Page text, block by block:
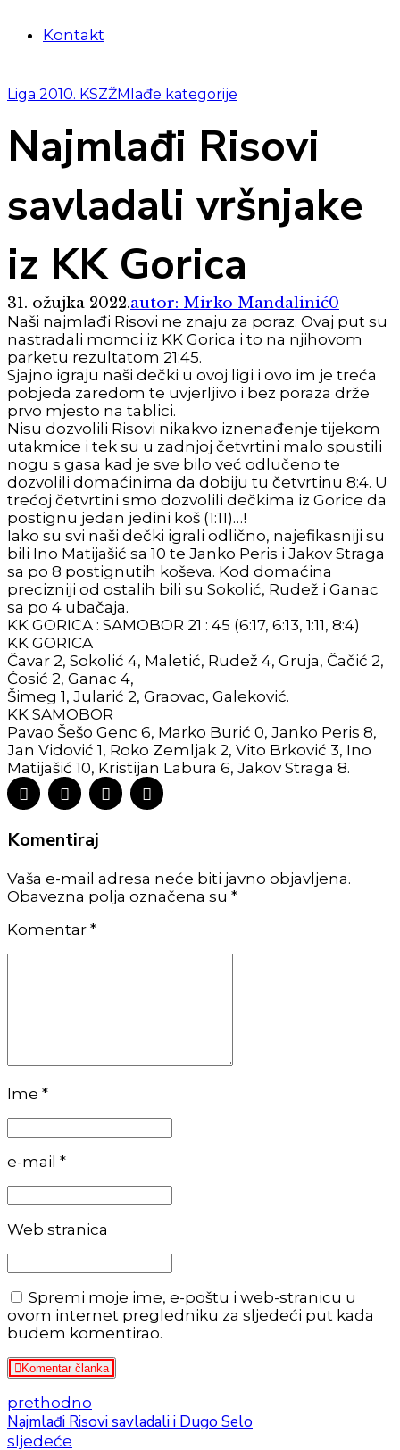
Kontakt
Liga 2010. KSZŽMlađe kategorije
Najmlađi Risovi
savladali vršnjake
iz KK Gorica
31. ožujka 2022.autor: Mirko Mandalinić0
Naši najmlađi Risovi ne znaju za poraz. Ovaj put su
nastradali momci iz KK Gorica i to na njihovom
parketu rezultatom 21:45.
Sjajno igraju naši dečki u ovoj ligi i ovo im je treća
pobjeda zaredom te uvjerljivo i bez poraza drže
prvo mjesto na tablici.
Nisu dozvolili Risovi nikakvo iznenađenje tijekom
utakmice i tek su u zadnjoj četvrtini malo spustili
nogu s gasa kad je sve bilo već odlučeno te
dozvolili domaćinima da dobiju tu četvrtinu 8:4. U
trećoj četvrtini smo dozvolili dečkima iz Gorice da
postignu jedan jedini koš (1:11)…!
Iako su svi naši dečki igrali odlično, najefikasniji su
bili Ino Matijašić sa 10 te Janko Peris i Jakov Straga
sa po 8 postignutih koševa. Kod domaćina
precizniji od ostalih bili su Sokolić, Rudež i Ganac
sa po 4 ubačaja.
KK GORICA : SAMOBOR 21 : 45 (6:17, 6:13, 1:11, 8:4)
KK GORICA
Čavar 2, Sokolić 4, Maletić, Rudež 4, Gruja, Čačić 2,
Ćosić 2, Ganac 4,
Šimeg 1, Jularić 2, Graovac, Galeković.
KK SAMOBOR
Pavao Šešo Genc 6, Marko Burić 0, Janko Peris 8,
Jan Vidović 1, Roko Zemljak 2, Vito Brković 3, Ino
Matijašić 10, Kristijan Labura 6, Jakov Straga 8.
Komentiraj
Vaša e-mail adresa neće biti javno objavljena.
Obavezna polja označena su *
Komentar *
Ime *
e-mail *
Web stranica
Spremi moje ime, e-poštu i web-stranicu u
ovom internet pregledniku za sljedeći put kada
budem komentirao.
Komentar članka
prethodno
Najmlađi Risovi savladali i Dugo Selo
sljedeće